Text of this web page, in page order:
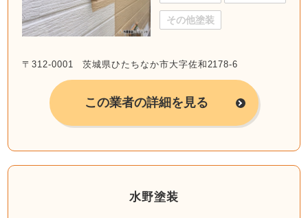
その他塗装
〒312-0001 茨城県ひたちなか市大字佐和2178-6
この業者の詳細を見る
水野塗装